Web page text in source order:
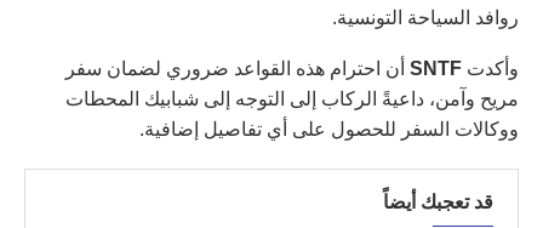
روافد السياحة التونسية.
وأكدت SNTF أن احترام هذه القواعد ضروري لضمان سفر
مريح وآمن، داعيةً الركاب إلى التوجه إلى شبابيك المحطات
ووكالات السفر للحصول على أي تفاصيل إضافية.
قد تعجبك أيضاً